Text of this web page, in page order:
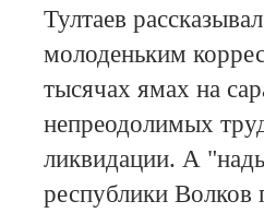
Тултаев
молоденьким
тысячах ямах на
непреодолимых
ликвидации. А
республики Волков